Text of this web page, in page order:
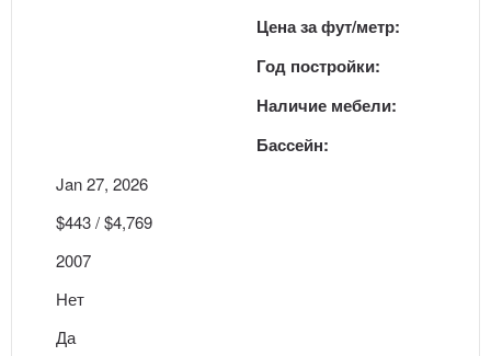
Цена за фут/метр:
Год постройки:
Наличие мебели:
Бассейн:
Jan 27, 2026
$443 / $4,769
2007
Нет
Да